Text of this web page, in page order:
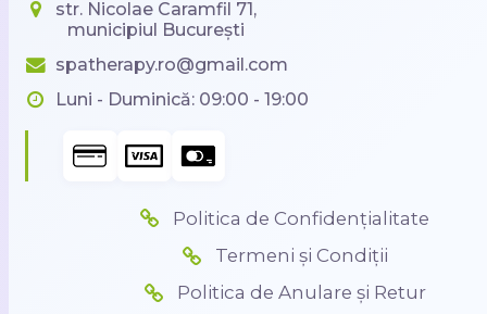
str. Nicolae Caramfil 71,
municipiul București
spatherapy.ro@gmail.com
Luni - Duminică: 09:00 - 19:00
Politica de Confidențialitate
Termeni și Condiții
Politica de Anulare și Retur